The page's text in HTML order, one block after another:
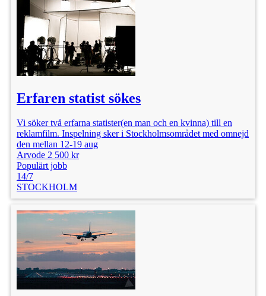
Erfaren statist sökes
Vi söker två erfarna statister(en man och en kvinna) till en
reklamfilm. Inspelning sker i Stockholmsområdet med omnejd
den mellan 12-19 aug
Arvode 2 500 kr
Populärt jobb
14/7
STOCKHOLM